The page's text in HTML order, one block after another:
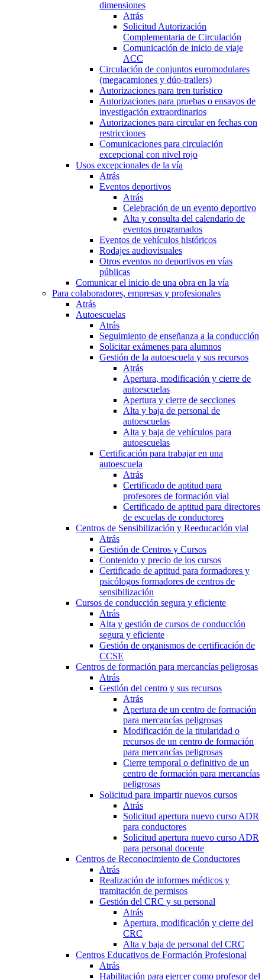
dimensiones
Atrás
Solicitud Autorización
Complementaria de Circulación
Comunicación de inicio de viaje
ACC
Circulación de conjuntos euromodulares
(megacamiones y dúo-trailers)
Autorizaciones para tren turístico
Autorizaciones para pruebas o ensayos de
investigación extraordinarios
Autorizaciones para circular en fechas con
restricciones
Comunicaciones para circulación
excepcional con nivel rojo
Usos excepcionales de la vía
Atrás
Eventos deportivos
Atrás
Celebración de un evento deportivo
Alta y consulta del calendario de
eventos programados
Eventos de vehículos históricos
Rodajes audiovisuales
Otros eventos no deportivos en vías
públicas
Comunicar el inicio de una obra en la vía
Para colaboradores, empresas y profesionales
Atrás
Autoescuelas
Atrás
Seguimiento de enseñanza a la conducción
Solicitar exámenes para alumnos
Gestión de la autoescuela y sus recursos
Atrás
Apertura, modificación y cierre de
autoescuelas
Apertura y cierre de secciones
Alta y baja de personal de
autoescuelas
Alta y baja de vehículos para
autoescuelas
Certificación para trabajar en una
autoescuela
Atrás
Certificado de aptitud para
profesores de formación vial
Certificado de aptitud para directores
de escuelas de conductores
Centros de Sensibilización y Reeducación vial
Atrás
Gestión de Centros y Cursos
Contenido y precio de los cursos
Certificado de aptitud para formadores y
psicólogos formadores de centros de
sensibilización
Cursos de conducción segura y eficiente
Atrás
Alta y gestión de cursos de conducción
segura y eficiente
Gestión de organismos de certificación de
CCSE
Centros de formación para mercancías peligrosas
Atrás
Gestión del centro y sus recursos
Atrás
Apertura de un centro de formación
para mercancías peligrosas
Modificación de la titularidad o
recursos de un centro de formación
para mercancías peligrosas
Cierre temporal o definitivo de un
centro de formación para mercancías
peligrosas
Solicitud para impartir nuevos cursos
Atrás
Solicitud apertura nuevo curso ADR
para conductores
Solicitud apertura nuevo curso ADR
para personal docente
Centros de Reconocimiento de Conductores
Atrás
Realización de informes médicos y
tramitación de permisos
Gestión del CRC y su personal
Atrás
Apertura, modificación y cierre del
CRC
Alta y baja de personal del CRC
Centros Educativos de Formación Profesional
Atrás
Habilitación para ejercer como profesor del